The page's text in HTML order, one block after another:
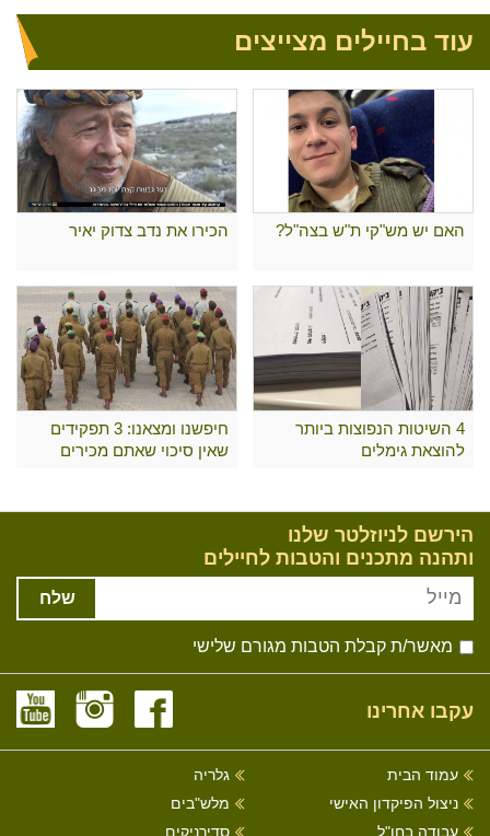
עוד בחיילים מצייצים
האם יש מש"קי ת"ש בצה"ל? הכירו את נדב צדוק יאיר
4 השיטות הנפוצות ביותר
להוצאת גימלים
חיפשנו ומצאנו: 3 תפקידים
שאין סיכוי שאתם מכירים
הירשם לניוזלטר שלנו
ותהנה מתכנים והטבות לחיילים
שלח
מאשר/ת קבלת הטבות מגורם שלישי
עקבו אחרינו
עמוד הבית
ניצול הפיקדון האישי
עבודה בחו"ל
גלריה
מלש"בים
סדירניקים